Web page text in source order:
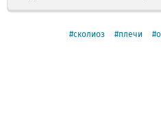
сколиоз плечи